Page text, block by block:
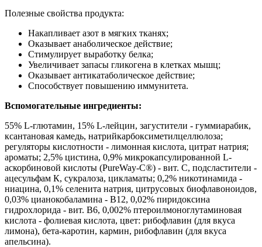
Полезные свойства продукта:
Накапливает азот в мягких тканях;
Оказывает анаболическое действие;
Стимулирует выработку белка;
Увеличивает запасы гликогена в клетках мышц;
Оказывает антикатаболическое действие;
Способствует повышению иммунитета.
Вспомогательные ингредиенты:
55% L-глютамин, 15% L-лейцин, загустители - гуммиарабик,
ксантановая камедь, натрийкарбоксиметилцеллюлоза;
регуляторы кислотности - лимонная кислота, цитрат натрия;
ароматы; 2,5% цистина, 0,9% микрокапсулированной L-
аскорбиновой кислоты (PureWay-C®) - вит. С, подсластители -
ацесульфам К, сукралоза, цикламаты; 0,2% никотинамида -
ниацина, 0,1% селенита натрия, цитрусовых биофлавоноидов,
0,03% цианокобаламина - B12, 0,02% пиридоксина
гидрохлорида - вит. B6, 0,002% птероилмоноглутаминовая
кислота - фолиевая кислота, цвет: рибофлавин (для вкуса
лимона), бета-каротин, кармин, рибофлавин (для вкуса
апельсина).